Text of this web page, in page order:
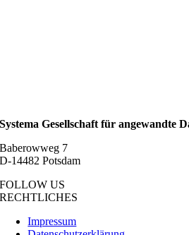
Systema Gesellschaft für angewandte
Baberowweg 7
D-14482 Potsdam
FOLLOW US
RECHTLICHES
Impressum